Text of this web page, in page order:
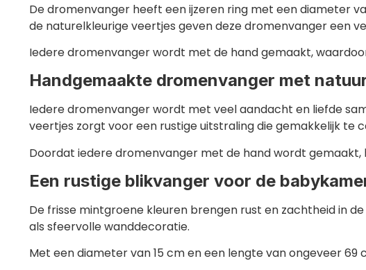
De dromenvanger heeft een ijzeren ring met een diameter
de naturelkleurige veertjes geven deze dromenvanger een
Iedere dromenvanger wordt met de hand gemaakt,
Handgemaakte dromenvanger met
Iedere dromenvanger wordt met veel aandacht en liefde
veertjes zorgt voor een rustige uitstraling die gemakkelijk te
Doordat iedere dromenvanger met de hand wordt gemaakt,
Een rustige blikvanger voor de
De frisse mintgroene kleuren brengen rust en zachtheid in
als sfeervolle wanddecoratie.
Met een diameter van 15 cm en een lengte van ongeveer